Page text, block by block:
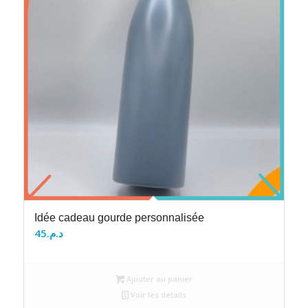
Idée cadeau gourde personnalisée
د.م.45
Ajouter au panier
Voir les détails